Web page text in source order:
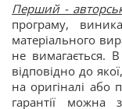
Перший -
програму,
матеріального
не вимагається. В
відповідно до
на оригіналі або
гарантії можна